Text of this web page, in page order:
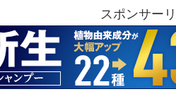
スポンサー